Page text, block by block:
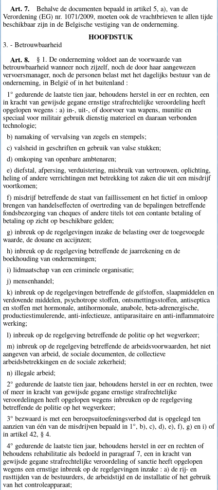
Art. 7.
Behalve de documenten bepaald in artikel 5, a), van de
Verordening (EG) nr. 1071/2009, moeten ook de vrachtbrieven te allen tijde
beschikbaar zijn in de Belgische vestiging van de onderneming.
HOOFDSTUK
3. - Betrouwbaarheid
Art. 8.
§ 1. De onderneming voldoet aan de voorwaarde van
betrouwbaarheid wanneer noch zijzelf, noch de door haar aangewezen
vervoersmanager, noch de personen belast met het dagelijks bestuur van de
onderneming, in België of in het buitenland :
1° gedurende de laatste tien jaar, behoudens herstel in eer en rechten, een
in kracht van gewijsde gegane ernstige strafrechtelijke veroordeling heeft
opgelopen wegens : a) in-, uit-, of doorvoer van wapens, munitie en
speciaal voor militair gebruik dienstig materieel en daaraan verbonden
technologie;
b) namaking of vervalsing van zegels en stempels;
c) valsheid in geschriften en gebruik van valse stukken;
d) omkoping van openbare ambtenaren;
e) diefstal, afpersing, verduistering, misbruik van vertrouwen, oplichting,
heling of andere verrichtingen met betrekking tot zaken die uit een misdrijf
voortkomen;
f) misdrijf betreffende de staat van faillissement en het fictief in omloop
brengen van handelseffecten of overtreding van de bepalingen betreffende
fondsbezorging van cheques of andere titels tot een contante betaling of
betaling op zicht op beschikbare gelden;
g) inbreuk op de regelgevingen inzake de belasting over de toegevoegde
waarde, de douane en accijnzen;
h) inbreuk op de regelgeving betreffende de jaarrekening en de
boekhouding van ondernemingen;
i) lidmaatschap van een criminele organisatie;
j) mensenhandel;
k) inbreuk op de regelgevingen betreffende de gifstoffen, slaapmiddelen en
verdovende middelen, psychotrope stoffen, ontsmettingsstoffen, antiseptica
en stoffen met hormonale, antihormonale, anabole, beta-adrenergische,
productiestimulerende, anti-infectieuze, antiparasitaire en anti-inflammatoire
werking;
l) inbreuk op de regelgeving betreffende de politie op het wegverkeer;
m) inbreuk op de regelgeving betreffende de arbeidsvoorwaarden, het niet
aangeven van arbeid, de sociale documenten, de collectieve
arbeidsbetrekkingen en de sociale zekerheid;
n) illegale arbeid;
2° gedurende de laatste tien jaar, behoudens herstel in eer en rechten, twee
of meer in kracht van gewijsde gegane ernstige strafrechtelijke
veroordelingen heeft opgelopen wegens inbreuken op de regelgeving
betreffende de politie op het wegverkeer;
3° bezwaard is met een beroepsuitoefeningsverbod dat is opgelegd ten
aanzien van één van de misdrijven bepaald in 1°, b), c), d), e), f), g) en i) of
in artikel 42, § 4.
4° gedurende de laatste tien jaar, behoudens herstel in eer en rechten of
behoudens rehabilitatie als bedoeld in paragraaf 7, een in kracht van
gewijsde gegane strafrechtelijke veroordeling of sanctie heeft opgelopen
wegens een ernstige inbreuk op de regelgevingen inzake : a) de rij- en
rusttijden van de bestuurders, de arbeidstijd en de installatie of het gebruik
van het controleapparaat;